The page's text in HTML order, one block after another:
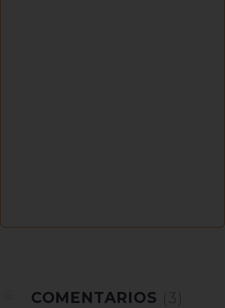
COMENTARIOS (3)